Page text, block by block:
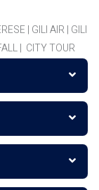
| GILI AIR | GILI
| CITY TOUR